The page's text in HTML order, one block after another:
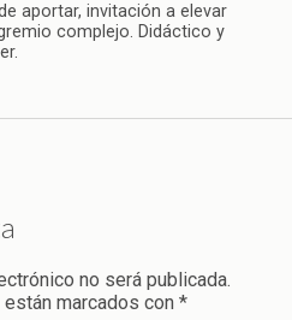
aportar, invitación a elevar
complejo. Didáctico y
no será publicada.
marcados con *